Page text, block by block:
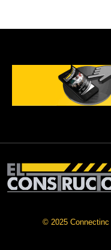
© 2025 Connectinc